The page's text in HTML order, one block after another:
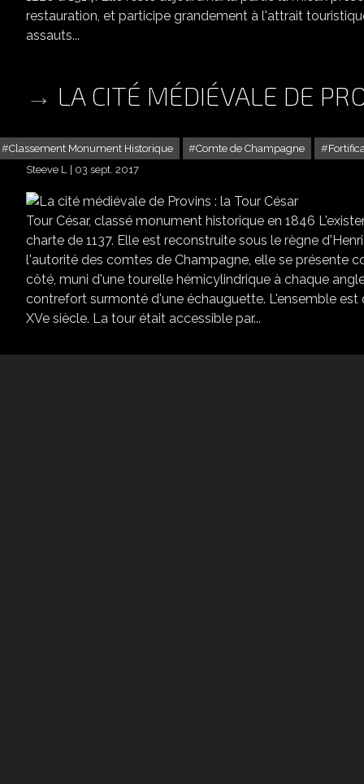
restauration, et participe grandement à l'attrait
assauts...
LA CITÉ MÉDIÉVALE DE
Classement Monument Historique Comte de Champagne
Steeve L
03 sept. 2017
Tour César, classé monument historique en 1846
charte de 1137. Elle est reconstruite sous le règne
l'autorité des comtes de Champagne, elle se présente
côté, muni d'une tourelle hémicylindrique à chaque
contrefort surmonté d'une échauguette. L'ensemble
XVe siècle. La tour était accessible par...